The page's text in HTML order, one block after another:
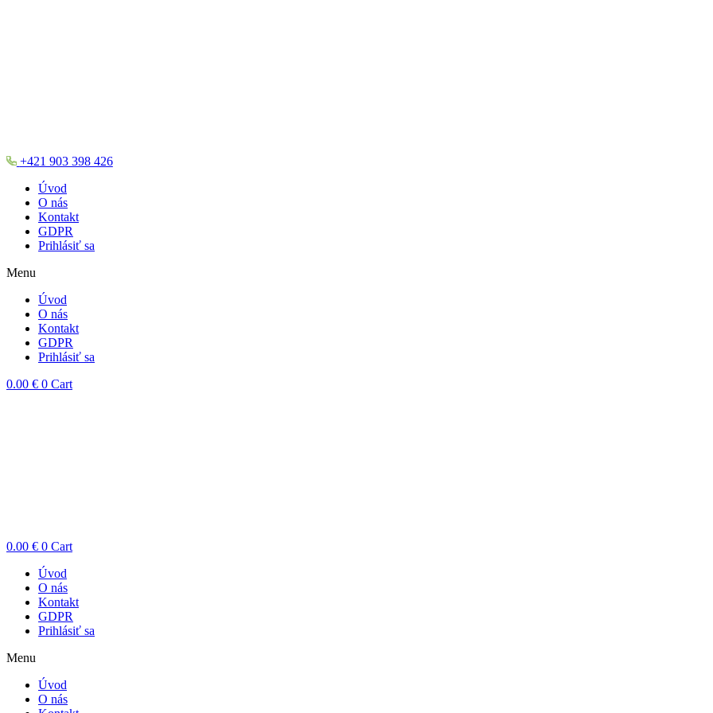
+421 903 398 426
Úvod
O nás
Kontakt
GDPR
Prihlásiť sa
Menu
Úvod
O nás
Kontakt
GDPR
Prihlásiť sa
0.00 € 0 Cart
0.00 € 0 Cart
Úvod
O nás
Kontakt
GDPR
Prihlásiť sa
Menu
Úvod
O nás